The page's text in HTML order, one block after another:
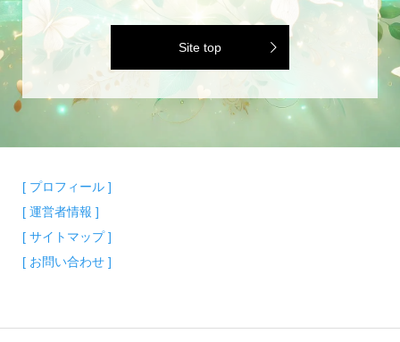
Site top
[ プロフィール ]
[ 運営者情報 ]
[ サイトマップ ]
[ お問い合わせ ]